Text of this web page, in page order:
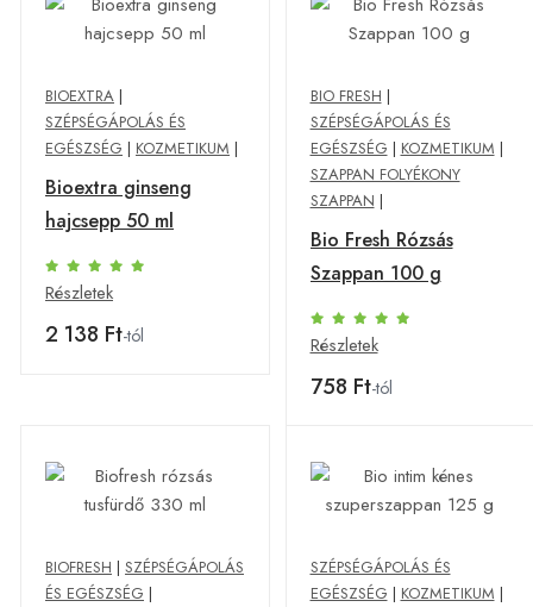
BIOEXTRA |
SZÉPSÉGÁPOLÁS ÉS
EGÉSZSÉG | KOZMETIKUM |
Bioextra ginseng
hajcsepp 50 ml
Részletek
2 138 Ft-tól
BIO FRESH |
SZÉPSÉGÁPOLÁS ÉS
EGÉSZSÉG | KOZMETIKUM |
SZAPPAN FOLYÉKONY
SZAPPAN |
Bio Fresh Rózsás
Szappan 100 g
Részletek
758 Ft-tól
BIOFRESH | SZÉPSÉGÁPOLÁS
ÉS EGÉSZSÉG |
SZÉPSÉGÁPOLÁS ÉS
EGÉSZSÉG | KOZMETIKUM |